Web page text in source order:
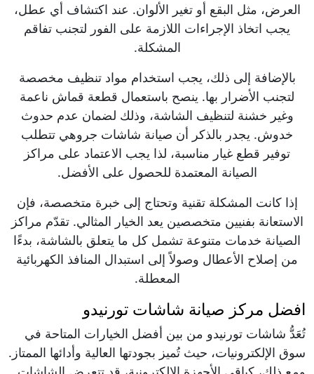
العرض، مثل البقع أو تغير الألوان. عند اكتشاف أي عطل،
يجب اتخاذ الإجراءات اللازمة على الفور لتجنب تفاقم
المشكلة.
بالإضافة إلى ذلك، يجب استخدام مواد تنظيف مخصصة
لتجنب الأضرار بها. ينصح باستعمال قطعة قماش ناعمة
وغير خشنة لتنظيف الشاشة، وذلك لضمان عدم حدوث
خدوش. يجدر بالذكر أن صيانة شاشات جروهي تتطلب
توفير قطع غيار مناسبة، لذا يجب الاعتماد على مراكز
الصيانة المعتمدة للحصول على الأفضل.
إذا كانت المشكلة تقنية وتحتاج إلى خبرة متخصصة، فإن
الاستعانة بفنيين متخصصين يعد الخيار المثالي. تقدّم مراكز
الصيانة خدمات متنوعة تشمل كل ما يتعلق بالشاشة، بدءًا
من إصلاح الأعطال وصولاً إلى استبدال المنافذ الكهربائية
المعطلة.
افضل مركز صيانة شاشات تورنيدو
تُعَدُّ شاشات تورنيدو من بين أفضل الخيارات المتاحة في
سوق الإلكترونيات، حيث تُميز بجودتها العالية وأدائها الممتاز.